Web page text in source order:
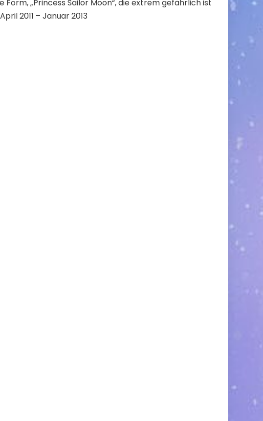
„Princess Sailor Moon“, die extrem gefährlich ist
2011 – Januar 2013